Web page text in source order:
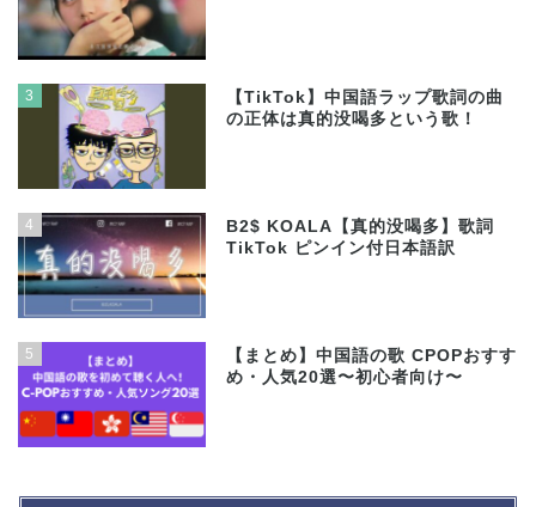
3
【TikTok】中国語ラップ歌詞の曲
の正体は真的没喝多という歌！
4
B2$ KOALA【真的没喝多】歌詞
TikTok ピンイン付日本語訳
5
【まとめ】中国語の歌 CPOPおすす
め・人気20選〜初心者向け〜